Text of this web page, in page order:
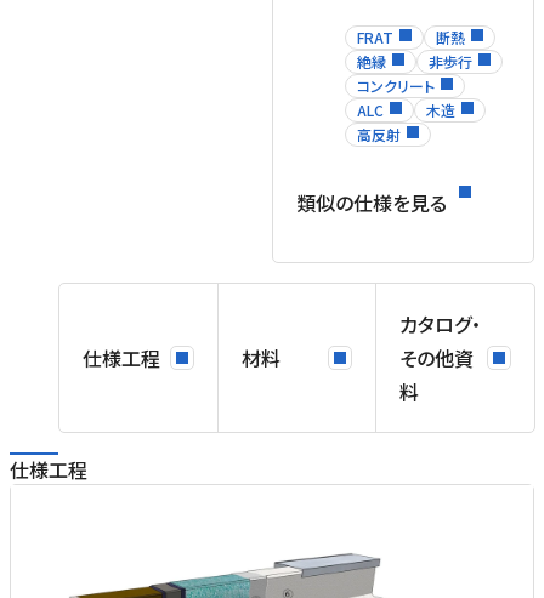
FRAT
断熱
絶縁
非歩行
コンクリート
ALC
木造
高反射
類似の仕様を見る
仕様工程 材料
カタログ・
その他資
料
仕様工程